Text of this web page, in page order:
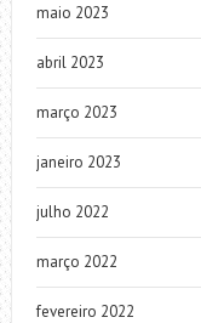
maio 2023
abril 2023
março 2023
janeiro 2023
julho 2022
março 2022
fevereiro 2022